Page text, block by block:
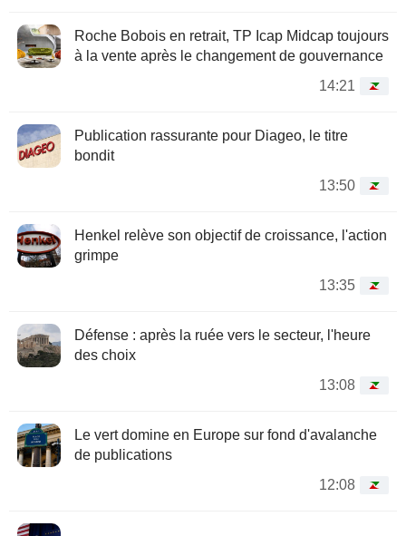
Roche Bobois en retrait, TP Icap Midcap toujours
à la vente après le changement de gouvernance
14:21
Publication rassurante pour Diageo, le titre
bondit
13:50
Henkel relève son objectif de croissance, l'action
grimpe
13:35
Défense : après la ruée vers le secteur, l'heure
des choix
13:08
Le vert domine en Europe sur fond d'avalanche
de publications
12:08